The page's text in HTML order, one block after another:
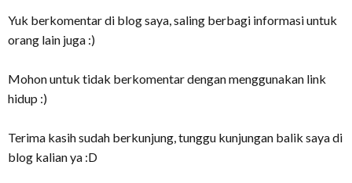
Yuk berkomentar di blog saya, saling berbagi informasi untuk
orang lain juga :)
Mohon untuk tidak berkomentar dengan menggunakan link
hidup :)
Terima kasih sudah berkunjung, tunggu kunjungan balik saya di
blog kalian ya :D